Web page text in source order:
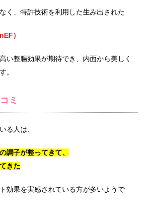
く、特許技術を利用した生み出された
）
い整腸効果が期待でき、内面から美しく
。
ミ
る人は、
調子が整ってきて、
きた
効果を実感されている方が多いようで